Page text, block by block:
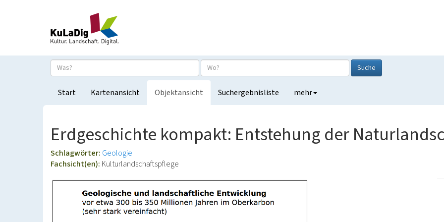
Suche
Start Kartenansicht Objektansicht Suchergebnisliste mehr
Erdgeschichte kompakt: Entstehung der
Schlagwörter: Geologie
Fachsicht(en): Kulturlandschaftspflege